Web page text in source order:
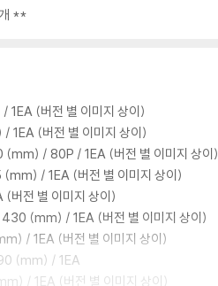
**
(버전 별 이미지 상이)
1EA (버전 별 이미지 상이)
/ 80P / 1EA (버전 별 이미지 상이)
/ 1EA (버전 별 이미지 상이)
버전 별 이미지 상이)
(mm) / 1EA (버전 별 이미지 상이)
/ 1EA (버전 별 이미지 상이)
(mm) / 1EA
/ 1EA (버전 별 이미지 상이)